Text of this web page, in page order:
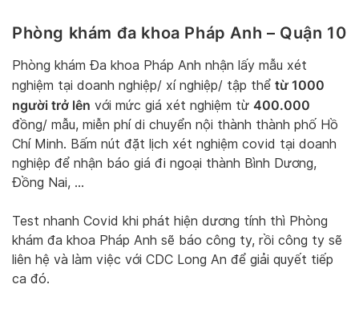
Phòng khám đa khoa Pháp Anh – Quận 10
Phòng khám Đa khoa Pháp Anh nhận lấy mẫu xét
nghiệm tại doanh nghiệp/ xí nghiệp/ tập thể từ 1000
người trở lên với mức giá xét nghiệm từ 400.000
đồng/ mẫu, miễn phí di chuyển nội thành thành phố Hồ
Chí Minh. Bấm nút đặt lịch xét nghiệm covid tại doanh
nghiệp để nhận báo giá đi ngoại thành Bình Dương,
Đồng Nai, …
Test nhanh Covid khi phát hiện dương tính thì Phòng
khám đa khoa Pháp Anh sẽ báo công ty, rồi công ty sẽ
liên hệ và làm việc với CDC Long An để giải quyết tiếp
ca đó.